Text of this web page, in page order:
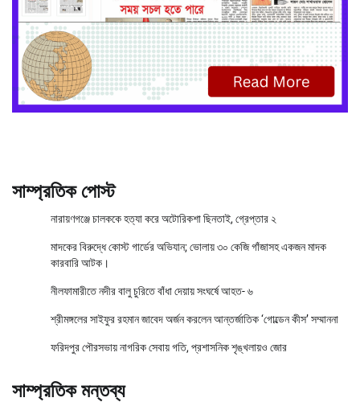
সাম্প্রতিক পোস্ট
নারায়ণগঞ্জে চালককে হত্যা করে অটোরিকশা ছিনতাই, গ্রেপ্তার ২
মাদকের বিরুদ্ধে কোস্ট গার্ডের অভিযান; ভোলায় ৩০ কেজি গাঁজাসহ একজন মাদক
কারবারি আটক।
নীলফামারীতে নদীর বালু চুরিতে বাঁধা দেয়ায় সংঘর্ষে আহত- ৬
শ্রীমঙ্গলের সাইফুর রহমান জাবেদ অর্জন করলেন আন্তর্জাতিক ‘গোল্ডেন কীস’ সম্মাননা
ফরিদপুর পৌরসভায় নাগরিক সেবায় গতি, প্রশাসনিক শৃঙ্খলায়ও জোর
সাম্প্রতিক মন্তব্য